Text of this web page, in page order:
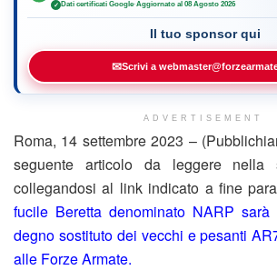
✓ Dati certificati Google·Aggiornato al 08 Agosto 2026
Il tuo sponsor qui
✉Scrivi a
ADVERTISEMENT
Roma, 14 settembre 2023 –
seguente articolo da leggere nella
collegandosi al link indicato a fine
fucile Beretta denominato NARP sarà
degno sostituto dei vecchi e pesanti
alle Forze Armate.